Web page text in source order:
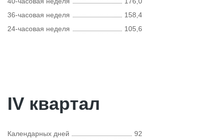
36-часовая неделя
158,4
24-часовая неделя
105,6
IV квартал
Календарных дней
92